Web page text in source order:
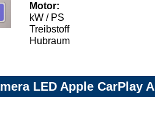
Motor:
kW / PS
Treibstoff
Hubraum
LED Apple CarPlay A